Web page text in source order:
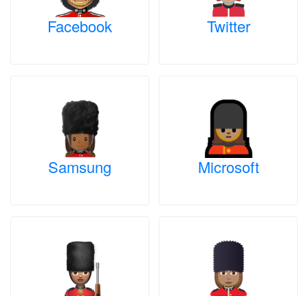
Facebook Twitter
Samsung Microsoft